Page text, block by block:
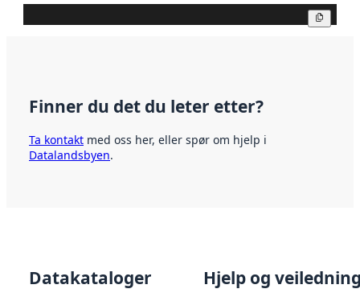
Finner du det du leter etter?
Ta kontakt med oss her, eller spør om hjelp i
Datalandsbyen.
Datakataloger Hjelp og